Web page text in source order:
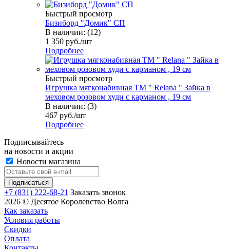
Быстрый просмотр
Бизиборд "Домик" СП
В наличии: (12)
1 350 руб./шт
Подробнее
Быстрый просмотр
Игрушка мягконабивная TM " Relana " Зайка в
меховом розовом худи с карманом , 19 см
В наличии: (3)
467 руб./шт
Подробнее
Подписывайтесь
на новости и акции
Новости магазина
+7 (831) 222-68-21 Заказать звонок
2026 © Десятое Королевство Волга
Как заказать
Условия работы
Скидки
Оплата